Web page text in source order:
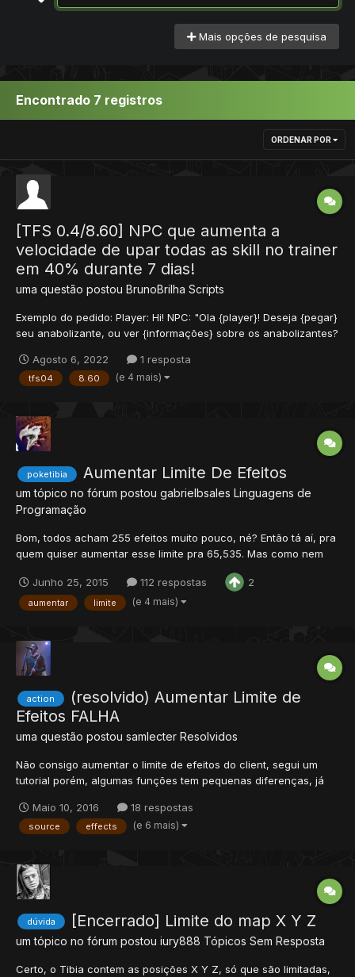
Mais opções de pesquisa
Encontrado 7 registros
ORDENAR POR
[TFS 0.4/8.60] NPC que aumenta a
velocidade de upar todas as skill no trainer
em 40% durante 7 dias!
uma questão postou BrunoBrilha Scripts
Exemplo do pedido: Player: Hi! NPC: "Ola {player}! Deseja {pegar}
seu anabolizante, ou ver {informações} sobre os anabolizantes?
-- Receita e um item que será vendido no site -- Player: receita
NPC: A...
Agosto 6, 2022 1 resposta
tfs04 8.60 (e 4 mais)
poketibia Aumentar Limite De Efeitos
um tópico no fórum postou gabrielbsales Linguagens de
Programação
Bom, todos acham 255 efeitos muito pouco, né? Então tá aí, pra
quem quiser aumentar esse limite pra 65,535. Mas como nem
OTClient e também ter as sources do seu servidor. PS: Só testei
em 8.54 Vamos ás edições do servidor: No protocolgam...
Junho 25, 2015 112 respostas 2
aumentar limite (e 4 mais)
action
(resolvido) Aumentar Limite de
Efeitos FALHA
uma questão postou samlecter Resolvidos
Não consigo aumentar o limite de efeitos do client, segui um
tutorial porém, algumas funções tem pequenas diferenças, já
usar uma outra source que já contém efeitos aumentados para
comparação mas na hora de compilar da erro, não entend...
Maio 10, 2016 18 respostas
source effects (e 6 mais)
dúvida [Encerrado] Limite do map X Y Z
um tópico no fórum postou iury888 Tópicos Sem Resposta
Certo, o Tibia contem as posições X Y Z, só que são limitadas,